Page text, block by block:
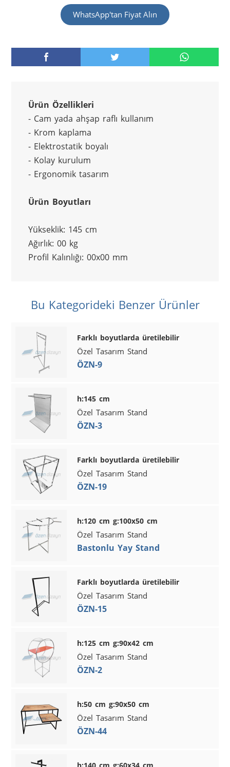
WhatsApp'tan Fiyat Alın
Ürün Özellikleri
- Cam yada ahşap raflı kullanım
- Krom kaplama
- Elektrostatik boyalı
- Kolay kurulum
- Ergonomik tasarım
Ürün Boyutları
Yükseklik: 145 cm
Ağırlık: 00 kg
Profil Kalınlığı: 00x00 mm
Bu Kategorideki Benzer Ürünler
Farklı boyutlarda üretilebilir
Özel Tasarım Stand
ÖZN-9
h:145 cm
Özel Tasarım Stand
ÖZN-3
Farklı boyutlarda üretilebilir
Özel Tasarım Stand
ÖZN-19
h:120 cm g:100x50 cm
Özel Tasarım Stand
Bastonlu Yay Stand
Farklı boyutlarda üretilebilir
Özel Tasarım Stand
ÖZN-15
h:125 cm g:90x42 cm
Özel Tasarım Stand
ÖZN-2
h:50 cm g:90x50 cm
Özel Tasarım Stand
ÖZN-44
h:140 cm g:60x34 cm